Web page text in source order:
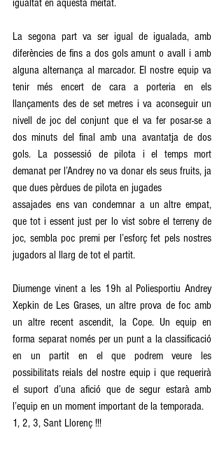
igualtat en aquesta meitat.
La segona part va ser igual de igualada, amb
diferències de fins a dos gols amunt o avall i amb
alguna alternança al marcador. El nostre equip va
tenir més encert de cara a porteria en els
llançaments des de set metres i va aconseguir un
nivell de joc del conjunt que el va fer posar-se a
dos minuts del final amb una avantatja de dos
gols. La possessió de pilota i el temps mort
demanat per l’Andrey no va donar els seus fruits, ja
que dues pèrdues de pilota en jugades
assajades ens van condemnar a un altre empat,
que tot i essent just per lo vist sobre el terreny de
joc, sembla poc premi per l’esforç fet pels nostres
jugadors al llarg de tot el partit.
Diumenge vinent a les 19h al Poliesportiu Andrey
Xepkin de Les Grases, un altre prova de foc amb
un altre recent ascendit, la Cope. Un equip en
forma separat només per un punt a la classificació
en un partit en el que podrem veure les
possibilitats reials del nostre equip i que requerirà
el suport d’una afició que de segur estarà amb
l’equip en un moment important de la temporada.
1, 2, 3, Sant Llorenç !!!